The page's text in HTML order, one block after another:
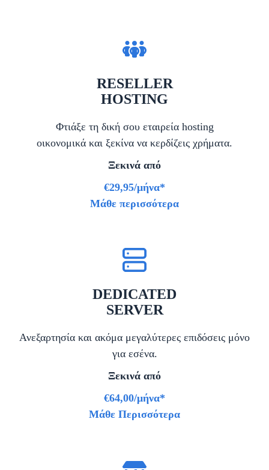
RESELLER
HOSTING
Φτιάξε τη δική σου εταιρεία hosting
οικονομικά και ξεκίνα να κερδίζεις χρήματα.
Ξεκινά από
€29,95/μήνα*
Μάθε περισσότερα
DEDICATED
SERVER
Ανεξαρτησία και ακόμα μεγαλύτερες επιδόσεις μόνο
για εσένα.
Ξεκινά από
€64,00/μήνα*
Μάθε Περισσότερα